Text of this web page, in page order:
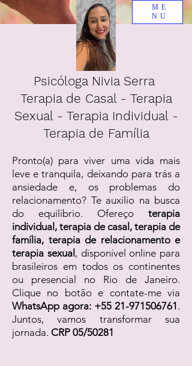
Psicóloga Nivia Serra
Terapia de Casal - Terapia
Sexual - Terapia Individual -
Terapia de Família
Pronto(a) para viver uma vida mais
leve e tranquila, deixando para trás a
ansiedade e, os problemas do
relacionamento? Te auxilio na busca
do equilíbrio. Ofereço terapia
individual, terapia de casal, terapia de
família, terapia de relacionamento e
terapia sexual , disponível online para
brasileiros em todos os continentes
ou presencial no Rio de Janeiro.
Clique no botão e contate-me via
WhatsApp agora: +55 21-971506761 .
Juntos, vamos transformar sua
jornada. CRP 05/50281
ME
NU